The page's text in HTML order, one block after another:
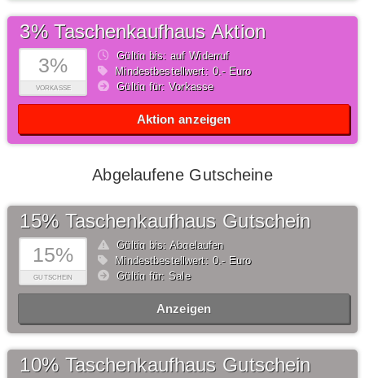
3%
VORKASSE
3% Taschenkaufhaus Aktion
Gültig bis: auf Widerruf
Mindestbestellwert: 0,- Euro
Gültig für: Vorkasse
Aktion anzeigen
Abgelaufene Gutscheine
15%
GUTSCHEIN
15% Taschenkaufhaus Gutschein
Gültig bis: Abgelaufen
Mindestbestellwert: 0,- Euro
Gültig für: Sale
Anzeigen
10% Taschenkaufhaus Gutschein